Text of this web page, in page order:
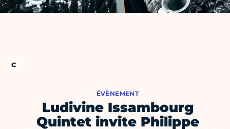
ÉVÈNEMENT
Ludivine Issambourg
Quintet invite Philippe